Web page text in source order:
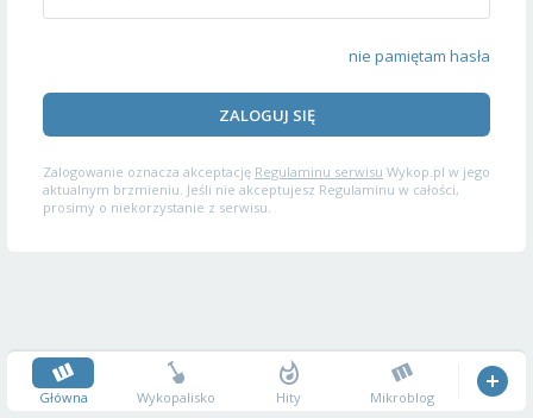
nie pamiętam hasła
ZALOGUJ SIĘ
Zalogowanie oznacza akceptację Regulaminu serwisu Wykop.pl w jego
aktualnym brzmieniu. Jeśli nie akceptujesz Regulaminu w całości,
prosimy o niekorzystanie z serwisu.
Główna Wykopalisko Hity Mikroblog